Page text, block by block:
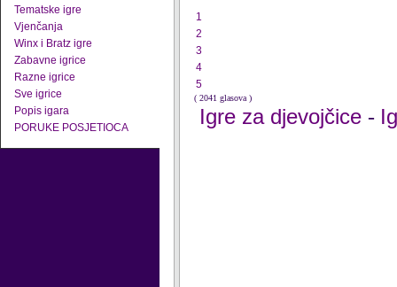
Tematske igre
Vjenčanja
Winx i Bratz igre
Zabavne igrice
Razne igrice
Sve igrice
Popis igara
PORUKE POSJETIOCA
1
2
3
4
5
( 2041 glasova )
Igre za djevojčice -